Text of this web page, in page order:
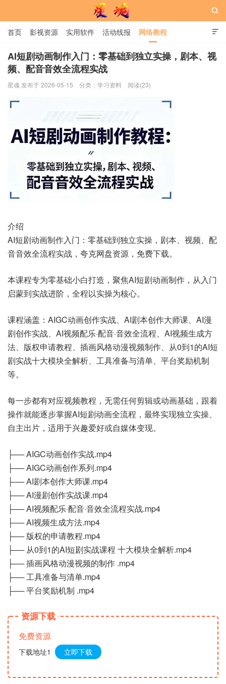
星魂网

首页 影视资源 实用软件 活动线报 网络教程
用户中心 书籍 娱乐

AI短剧动画制作入门：零基础到独立实操，剧本、视
频、配音音效全流程实战
星魂 发布于 2026-05-15 分类： 学习资料 阅读(23)
介绍
AI短剧动画制作入门：零基础到独立实操，剧本、视频、配
音音效全流程实战，夸克网盘资源，免费下载。
本课程专为零基础小白打造，聚焦AI短剧动画制作，从入门
启蒙到实战进阶，全程以实操为核心。
课程涵盖：AIGC动画创作实战、AI剧本创作大师课、AI漫
剧创作实战、AI视频配乐·配音·音效全流程、AI视频生成方
法、版权申请教程、插画风格动漫视频制作、从0到1的AI短
剧实战十大模块全解析、工具准备与清单、平台奖励机制
等。
每一步都有对应视频教程，无需任何剪辑或动画基础，跟着
操作就能逐步掌握AI短剧动画全流程，最终实现独立实操、
自主出片，适用于兴趣爱好或自媒体变现。
├── AIGC动画创作实战.mp4
├── AIGC动画创作系列.mp4
├── AI剧本创作大师课.mp4
├── AI漫剧创作实战课.mp4
├── AI视频配乐·配音·音效全流程实战.mp4
├── AI视频生成方法.mp4
├── 版权的申请教程.mp4
├── 从0到1的AI短剧实战课程 十大模块全解析.mp4
├── 插画风格动漫视频的制作 .mp4
├── 工具准备与清单.mp4
├── 平台奖励机制 .mp4
资源下载
免费资源
下载地址1 立即下载